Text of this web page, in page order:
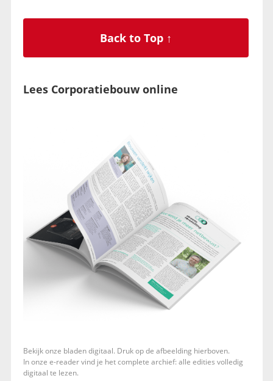
Back to Top ↑
Lees Corporatiebouw online
Bekijk onze bladen digitaal. Druk op de afbeelding hierboven.
In onze e-reader vind je het complete archief: alle edities volledig
digitaal te lezen.